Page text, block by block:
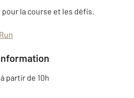
la course et les défis.
à partir de 10h